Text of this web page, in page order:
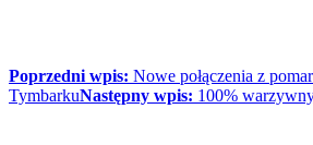
Poprzedni wpis: Nowe połączenia z
TymbarkuNastępny wpis: 100%